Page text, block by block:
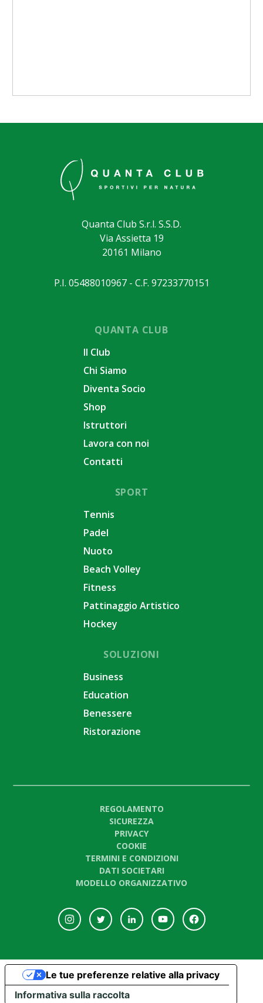
Quanta Club S.r.l. S.S.D.
Via Assietta 19
20161 Milano
P.I. 05488010967 - C.F. 97233770151
QUANTA CLUB
Il Club
Chi Siamo
Diventa Socio
Shop
Istruttori
Lavora con noi
Contatti
SPORT
Tennis
Padel
Nuoto
Beach Volley
Fitness
Pattinaggio Artistico
Hockey
SOLUZIONI
Business
Education
Benessere
Ristorazione
REGOLAMENTO
SICUREZZA
PRIVACY
COOKIE
TERMINI E CONDIZIONI
DATI SOCIETARI
MODELLO ORGANIZZATIVO
Informativa sulla raccolta
Le tue preferenze relative alla privacy